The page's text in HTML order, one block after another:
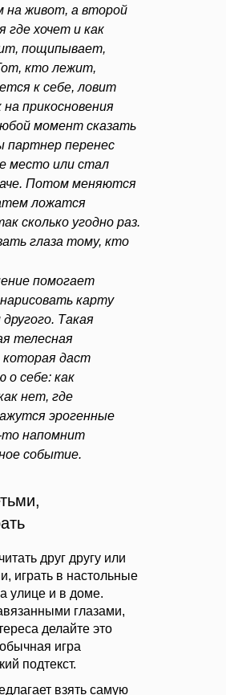
на живот, а второй
где хочет и как
пощипывает,
кто лежит,
к себе, ловит
на прикосновения
момент сказать
партнер перенес
место или стал
Потом меняются
ложатся
сколько угодно раз.
глаза тому, кто
помогает
карту
Такая
телесная
даст
о себе: как
нет, где
эрогенные
то напомнит
событие.
друг другу или
играть в настольные
улице и в доме.
глазами,
делайте это
игра
подтекст.
взять самую